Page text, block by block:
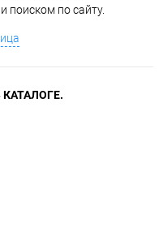
поиском по сайту.